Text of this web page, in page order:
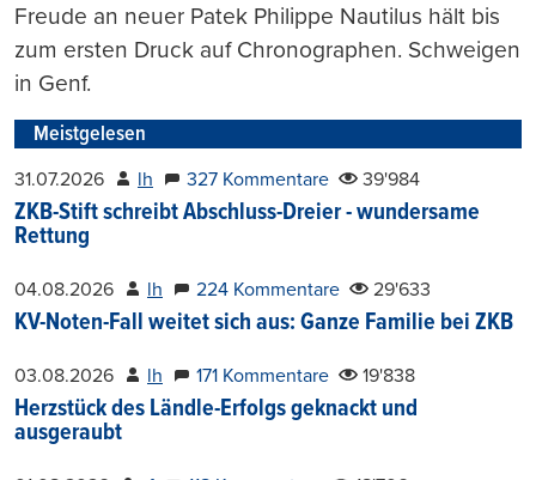
Freude an neuer Patek Philippe Nautilus hält bis
zum ersten Druck auf Chronographen. Schweigen
in Genf.
Meistgelesen
31.07.2026 lh 327 Kommentare 39'984
ZKB-Stift schreibt Abschluss-Dreier - wundersame
Rettung
04.08.2026 lh 224 Kommentare 29'633
KV-Noten-Fall weitet sich aus: Ganze Familie bei ZKB
03.08.2026 lh 171 Kommentare 19'838
Herzstück des Ländle-Erfolgs geknackt und
ausgeraubt